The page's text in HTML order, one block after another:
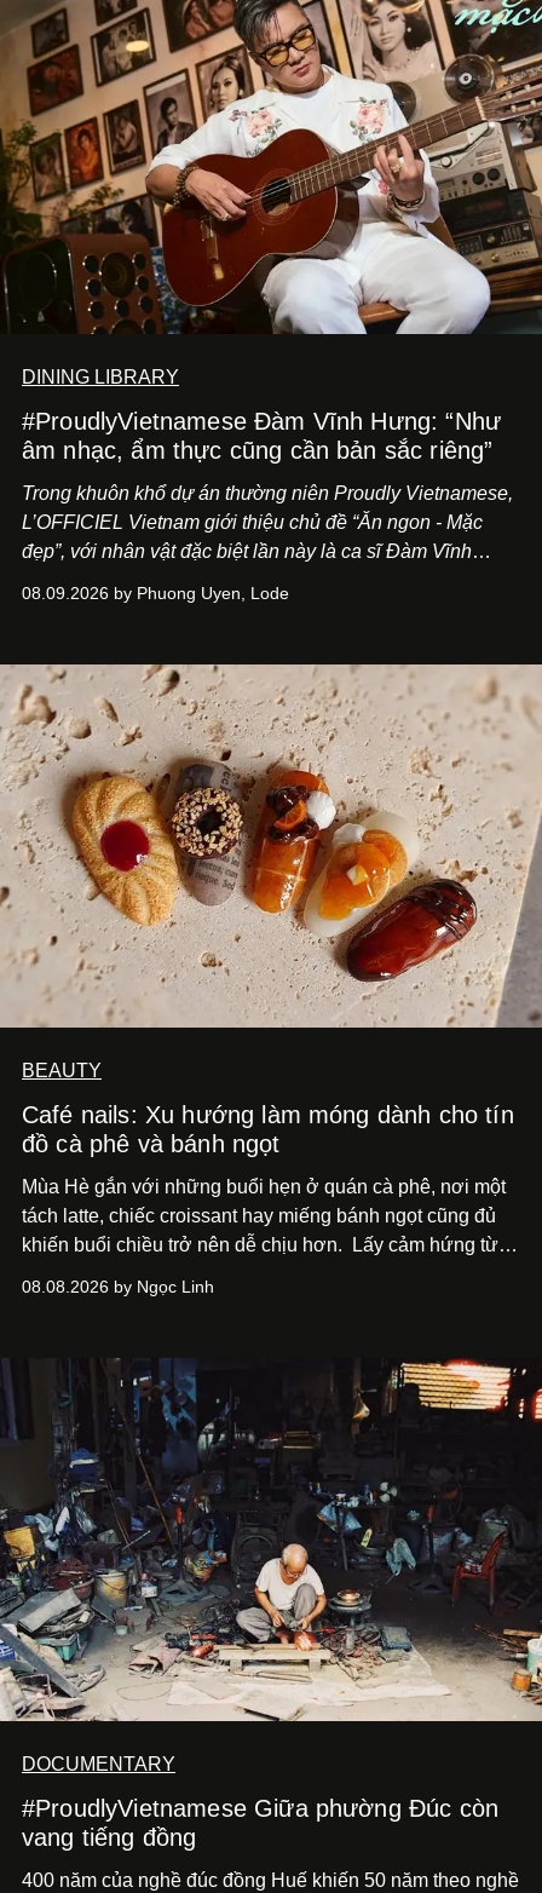
DINING LIBRARY
#ProudlyVietnamese Đàm Vĩnh Hưng: “Như
âm nhạc, ẩm thực cũng cần bản sắc riêng”
Trong khuôn khổ dự án thường niên Proudly Vietnamese,
L’OFFICIEL Vietnam giới thiệu chủ đề “Ăn ngon - Mặc
đẹp”, với nhân vật đặc biệt lần này là ca sĩ Đàm Vĩnh
Cà Phê Cà Pháo mang dấu ấn Indochine hoài niệm, thu
08.09.2026 by Phuong Uyen, Lode
BEAUTY
Café nails: Xu hướng làm móng dành cho tín
đồ cà phê và bánh ngọt
Mùa Hè gắn với những buổi hẹn ở quán cà phê, nơi một
tách latte, chiếc croissant hay miếng bánh ngọt cũng đủ
khiến buổi chiều trở nên dễ chịu hơn.
Lấy cảm hứng từ
sử dụng bảng màu nâu sữa, kem, trắng ngà cùng những
quán cà phê. Dưới đây là những mẫu nail được yêu thích
nhất của xu hướng này.
08.08.2026 by Ngọc Linh
DOCUMENTARY
#ProudlyVietnamese Giữa phường Đúc còn
vang tiếng đồng
400 năm của nghề đúc đồng Huế khiến 50 năm theo nghề